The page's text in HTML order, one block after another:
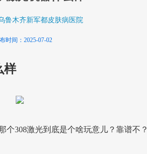
鲁木齐新军都皮肤病医院
时间：2025-07-02
样
个308激光到底是个啥玩意儿？靠谱不？